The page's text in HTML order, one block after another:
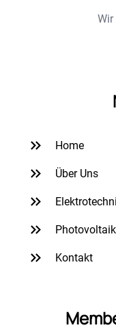
Wir
Home
Über Uns
Kontakt